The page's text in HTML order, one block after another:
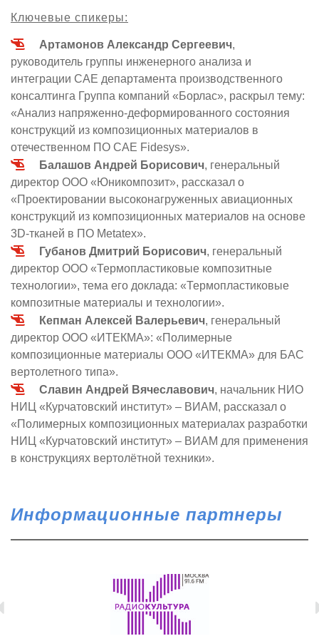
Ключевые спикеры:
Артамонов Александр Сергеевич,
руководитель группы инженерного анализа и
интеграции CAE департамента производственного
консалтинга Группа компаний «Борлас», раскрыл тему:
«Анализ напряженно-деформированного состояния
конструкций из композиционных материалов в
отечественном ПО CAE Fidesys».
Балашов Андрей Борисович, генеральный
директор ООО «Юникомпозит», рассказал о
«Проектировании высоконагруженных авиационных
конструкций из композиционных материалов на основе
3D-тканей в ПО Metatex».
Губанов Дмитрий Борисович, генеральный
директор ООО «Термопластиковые композитные
технологии», тема его доклада: «Термопластиковые
композитные материалы и технологии».
Кепман Алексей Валерьевич, генеральный
директор ООО «ИТЕКМА»: «Полимерные
композиционные материалы ООО «ИТЕКМА» для БАС
вертолетного типа».
Славин Андрей Вячеславович, начальник НИО
НИЦ «Курчатовский институт» – ВИАМ, рассказал о
«Полимерных композиционных материалах разработки
НИЦ «Курчатовский институт» – ВИАМ для применения
в конструкциях вертолётной техники».
Информационные партнеры